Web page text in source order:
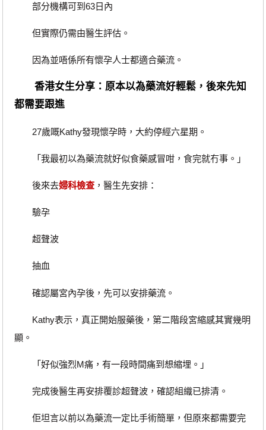
部分機構可到63日內
但實際仍需由醫生評估。
因為並唔係所有懷孕人士都適合藥流。
香港女生分享：原本以為藥流好輕鬆，後來先知
都需要跟進
27歲嘅Kathy發現懷孕時，大約停經六星期。
「我最初以為藥流就好似食藥感冒咁，食完就冇事。」
後來去婦科檢查，醫生先安排：
驗孕
超聲波
抽血
確認屬宮內孕後，先可以安排藥流。
Kathy表示，真正開始服藥後，第二階段宮縮感其實幾明
顯。
「好似強烈M痛，有一段時間痛到想縮埋。」
完成後醫生再安排覆診超聲波，確認組織已排清。
佢坦言以前以為藥流一定比手術簡單，但原來都需要完